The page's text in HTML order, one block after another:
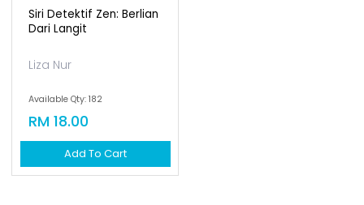
Siri Detektif Zen: Berlian
Dari Langit
Liza Nur
Available Qty: 182
RM 18.00
Add To Cart